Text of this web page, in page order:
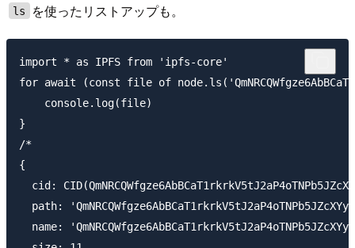
ls を使ったリストアップも。
import * as IPFS from 'ipfs-core'
for await (const file of
    console.log(file)
}
/*
{
cid:
path:
name: